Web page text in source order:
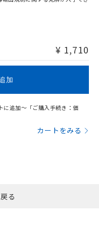
があります。
¥ 1,710
加
に追加～「ご購入手続き：価
カートをみる
る